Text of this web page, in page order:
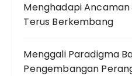
Menghadapi
Terus Berkembang
Menggali Paradigma
Pengembangan